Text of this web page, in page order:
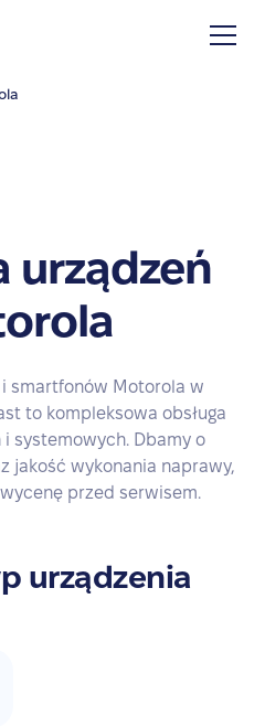
urządzeń
i smartfonów Motorola w
to kompleksowa obsługa
systemowych. Dbamy o
jakość wykonania naprawy,
przed serwisem.
urządzenia